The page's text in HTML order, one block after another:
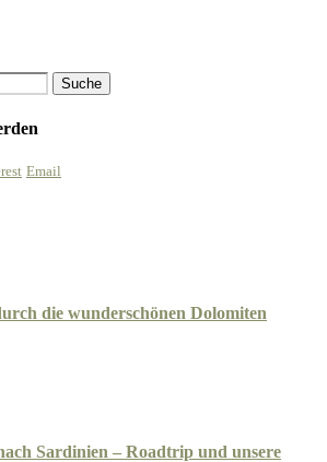
Email
die wunderschönen Dolomiten
Sardinien – Roadtrip und unsere